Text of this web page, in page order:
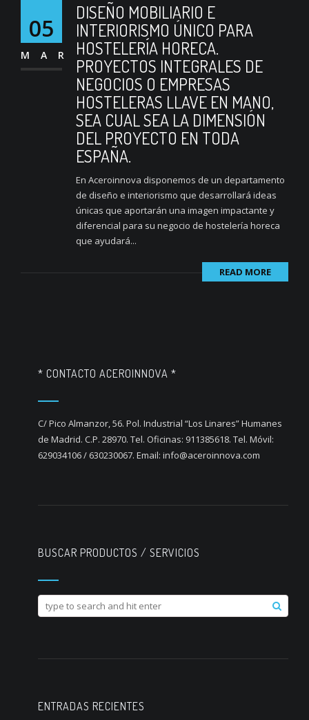
05
MAR
DISEÑO MOBILIARIO E
INTERIORISMO ÚNICO PARA
HOSTELERÍA HORECA.
PROYECTOS INTEGRALES DE
NEGOCIOS O EMPRESAS
HOSTELERAS LLAVE EN MANO,
SEA CUAL SEA LA DIMENSIÓN
DEL PROYECTO EN TODA
ESPAÑA.
En Aceroinnova disponemos de un departamento
de diseño e interiorismo que desarrollará ideas
únicas que aportarán una imagen impactante y
diferencial para su negocio de hostelería horeca
que ayudará...
READ MORE
* CONTACTO ACEROINNOVA *
C/ Pico Almanzor, 56. Pol. Industrial “Los Linares” Humanes
de Madrid. C.P. 28970. Tel. Oficinas: 911385618. Tel. Móvil:
629034106 / 630230067. Email: info@aceroinnova.com
BUSCAR PRODUCTOS / SERVICIOS
ENTRADAS RECIENTES